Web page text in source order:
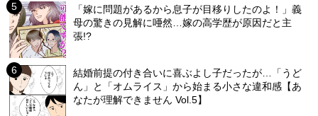
「嫁に問題があるから息子が目移りしたのよ！」義
母の驚きの見解に唖然…嫁の高学歴が原因だと主
張!?
結婚前提の付き合いに喜ぶよし子だったが…「うど
ん」と「オムライス」から始まる小さな違和感【あ
なたが理解できません Vol.5】